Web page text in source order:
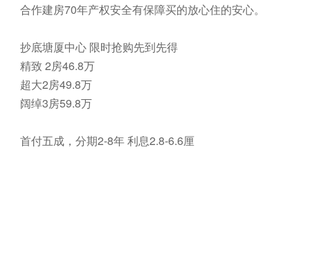
合作建房70年产权安全有保障买的放心住的安心。
抄底塘厦中心 限时抢购先到先得
精致 2房46.8万
超大2房49.8万
阔绰3房59.8万
首付五成，分期2-8年 利息2.8-6.6厘